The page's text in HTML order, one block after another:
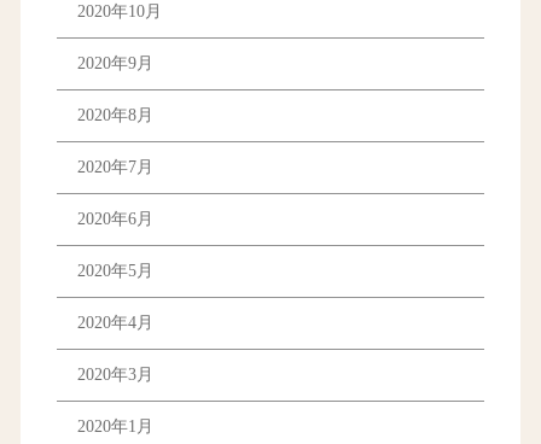
2020年10月
2020年9月
2020年8月
2020年7月
2020年6月
2020年5月
2020年4月
2020年3月
2020年1月